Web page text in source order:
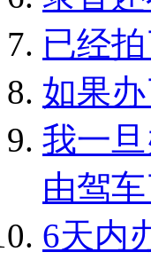
已经
如果
我一
由驾
6天内